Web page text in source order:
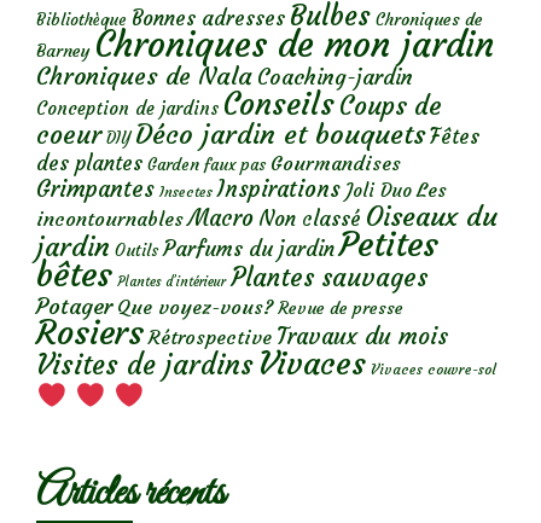
Bibliothèque Bonnes adresses Bulbes Chroniques de
Barney Chroniques de mon jardin
Chroniques de Nala Coaching-jardin
Conception de jardins ConseilsCoups de
coeur DIY Déco jardin et bouquetsFêtes
des plantes Garden faux pas Gourmandises
Grimpantes Insectes Inspirations Joli Duo Les
incontournables Macro Non classé Oiseaux du
jardin Outils Parfums du jardinPetites
bêtes Plantes d’intérieur Plantes sauvages
Potager Que voyez-vous? Revue de presse
Rosiers Rétrospective Travaux du mois
Visites de jardins Vivaces Vivaces couvre-sol
Articles récents